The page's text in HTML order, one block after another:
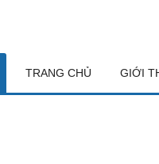
TRANG CHỦ GIỚI